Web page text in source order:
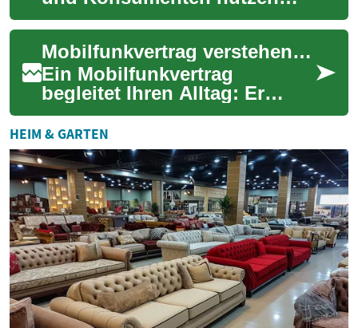
das Prinzip „Jetzt kaufen,
später bezahlen“ als
Alternative zur klas...
Mobilfunkvertrag verstehen: Tarife, Laufzeiten, Tipps
Ein Mobilfunkvertrag
begleitet Ihren Alltag: Er
entscheidet, wie schnell Sie
surfen, wie zuverlässig Sie
erreichbar s...
HEIM & GARTEN